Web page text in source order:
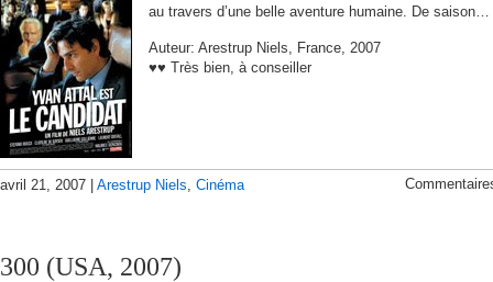
au travers d’une belle aventure humaine. De saison…
Auteur: Arestrup Niels, France, 2007
♥♥ Très bien, à conseiller
avril 21, 2007 | Arestrup Niels, Cinéma
300 (USA, 2007)